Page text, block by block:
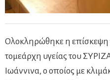
Ολοκληρώθηκε η επίσκεψη
τομεάρχη υγείας του
Ιωάννινα, ο οποίος με